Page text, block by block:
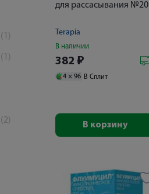
(1)
(1)
(2)
для рассасывания №20
Terapia
В наличии
382 ₽
4 × 96 В Сплит
В корзину